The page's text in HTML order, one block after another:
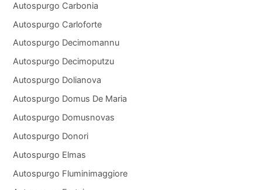
Autospurgo Carbonia
Autospurgo Carloforte
Autospurgo Decimomannu
Autospurgo Decimoputzu
Autospurgo Dolianova
Autospurgo Domus De Maria
Autospurgo Domusnovas
Autospurgo Donori
Autospurgo Elmas
Autospurgo Fluminimaggiore